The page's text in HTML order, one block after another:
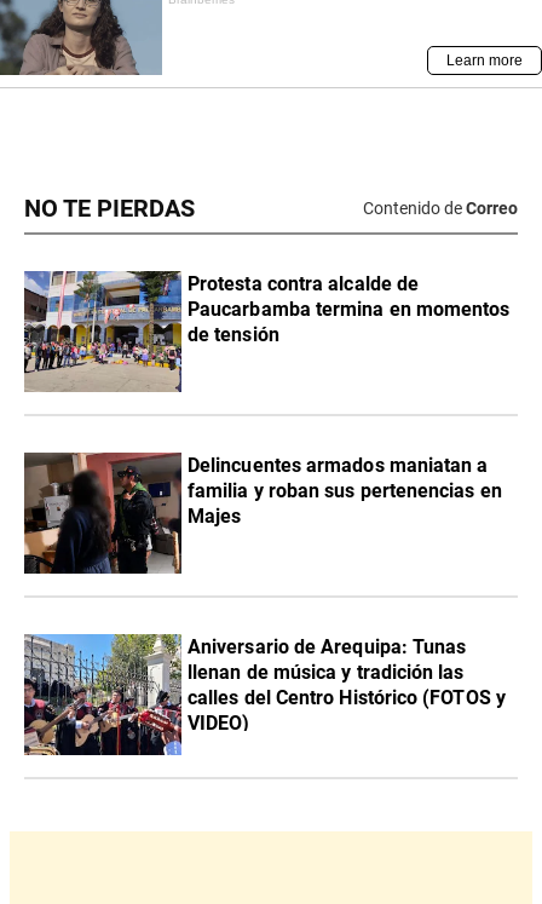
NO TE PIERDAS Contenido deCorreo
Protesta contra alcalde de
Paucarbamba termina en momentos
de tensión
Delincuentes armados maniatan a
familia y roban sus pertenencias en
Majes
Aniversario de Arequipa: Tunas
llenan de música y tradición las
calles del Centro Histórico (FOTOS y
VIDEO)